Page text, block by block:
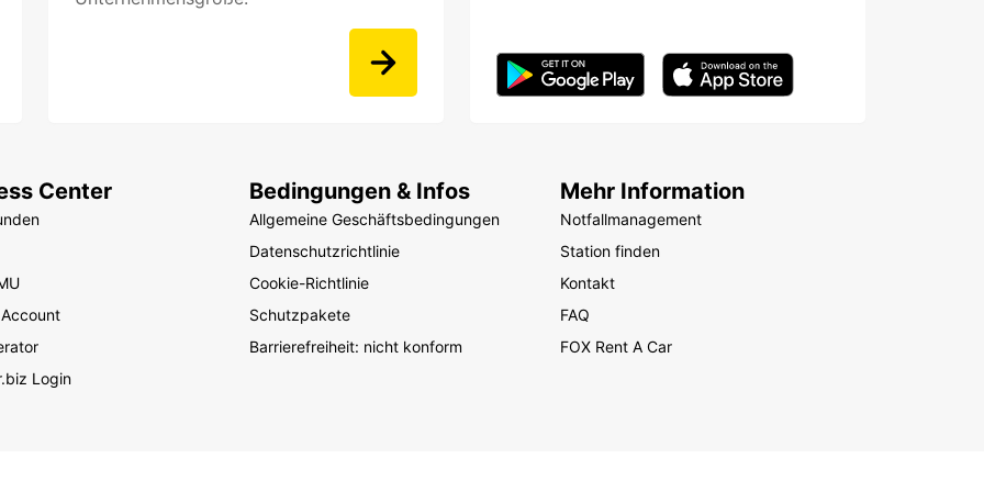
Center
Login
Bedingungen & Infos
Allgemeine Geschäftsbedingungen
Datenschutzrichtlinie
Cookie-Richtlinie
Schutzpakete
Barrierefreiheit: nicht konform
Mehr Information
Notfallmanagement
Station finden
Kontakt
FAQ
FOX Rent A Car